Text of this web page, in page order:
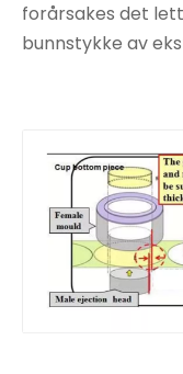
forårsakes det
bunnstykke av